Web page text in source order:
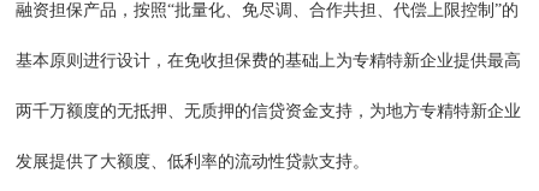
融资担保产品，按照“批量化、免尽调、合作共担、代偿上限控制”的
基本原则进行设计，在免收担保费的基础上为专精特新企业提供最高
两千万额度的无抵押、无质押的信贷资金支持，为地方专精特新企业
发展提供了大额度、低利率的流动性贷款支持。